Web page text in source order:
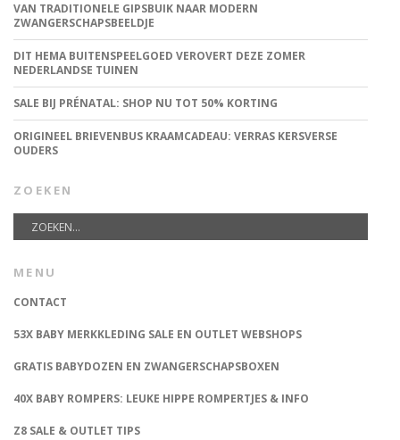
VAN TRADITIONELE GIPSBUIK NAAR MODERN
ZWANGERSCHAPSBEELDJE
DIT HEMA BUITENSPEELGOED VEROVERT DEZE ZOMER
NEDERLANDSE TUINEN
SALE BIJ PRÉNATAL: SHOP NU TOT 50% KORTING
ORIGINEEL BRIEVENBUS KRAAMCADEAU: VERRAS KERSVERSE
OUDERS
ZOEKEN
MENU
CONTACT
53X BABY MERKKLEDING SALE EN OUTLET WEBSHOPS
GRATIS BABYDOZEN EN ZWANGERSCHAPSBOXEN
40X BABY ROMPERS: LEUKE HIPPE ROMPERTJES & INFO
Z8 SALE & OUTLET TIPS